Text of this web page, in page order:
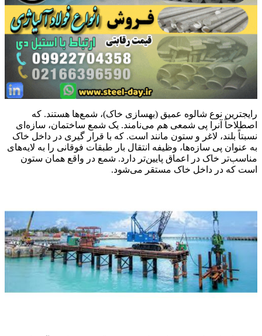
رایجترین نوع شالوه عمیق (بهسازی خاک)، شمع‌ها هستند. که
اصطلاحاً آنرا پی شمعی هم می‌نامند. یک شمع ساختمان، سازه‌ای
نسبتاً بلند، لاغر و ستون مانند است. که با قرار گیری در داخل خاک
به عنوان پی‌ سازه‌ها، وظیفه انتقال بار طبقات فوقانی را به لایه‌های
مناسب‌تر خاک در اعماق پایین‌تر دارد. شمع در واقع همان ستون
است که در داخل خاک مستقر می‌شود.